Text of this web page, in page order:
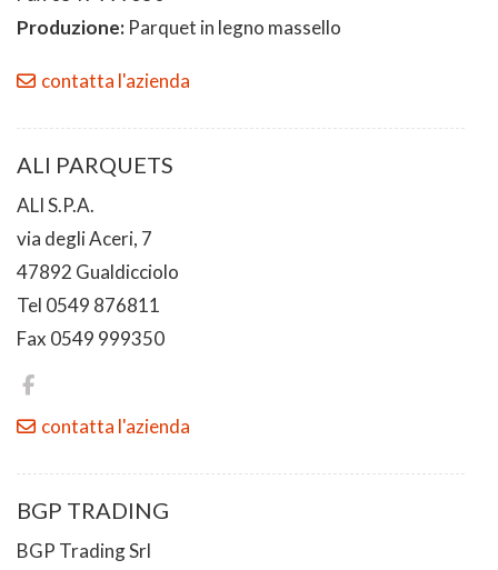
Produzione: Parquet in legno massello
contatta l'azienda
ALI PARQUETS
ALI S.P.A.
via degli Aceri, 7
47892 Gualdicciolo
Tel 0549 876811
Fax 0549 999350
contatta l'azienda
BGP TRADING
BGP Trading Srl